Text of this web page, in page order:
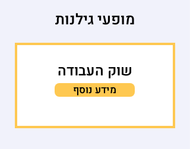
מופעי גילנות
שוק העבודה
מידע נוסף